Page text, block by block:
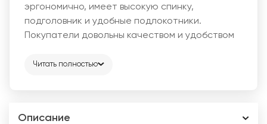
эргономично, имеет высокую спинку,
подголовник и удобные подлокотники.
Покупатели довольны качеством и удобством
Читать полностью
Описание